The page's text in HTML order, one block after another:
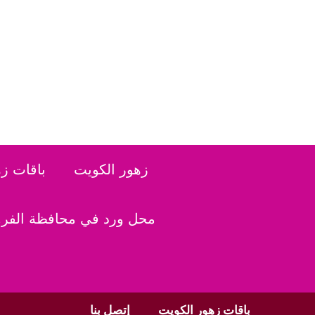
زهور الكويت باقات
محل ورد في محافظة
باقات زهور الكويت إتصل بنا